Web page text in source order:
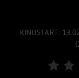
KINOSTART: